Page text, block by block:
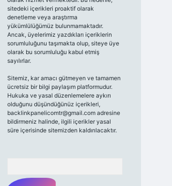
sitedeki içerikleri proaktif olarak
denetleme veya araştırma
yükümlülüğümüz bulunmamaktadır.
Ancak, üyelerimiz yazdıkları içeriklerin
sorumluluğunu taşımakta olup, siteye üye
olarak bu sorumluluğu kabul etmiş
sayılırlar.
Sitemiz, kar amacı gütmeyen ve tamamen
ücretsiz bir bilgi paylaşım platformudur.
Hukuka ve yasal düzenlemelere aykırı
olduğunu düşündüğünüz içerikleri,
backlinkpanelicomtr@gmail.comadresine
bildirmeniz halinde, ilgili içerikler yasal
süre içerisinde sitemizden kaldırılacaktır.